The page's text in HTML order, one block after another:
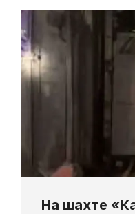
На шахте